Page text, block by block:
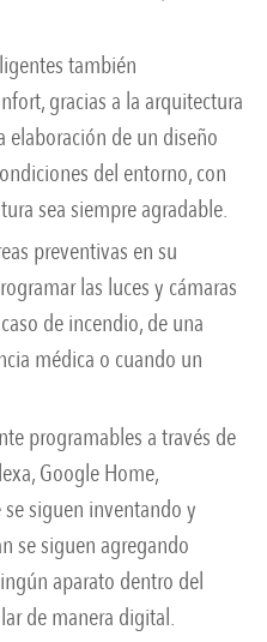
también
gracias a la arquitectura
elaboración de un diseño
del entorno, con
sea siempre agradable.
preventivas en su
las luces y cámaras
de incendio, de una
médica o cuando un
programables a través de
Google Home,
siguen inventando y
se siguen agregando
aparato dentro del
de manera digital.